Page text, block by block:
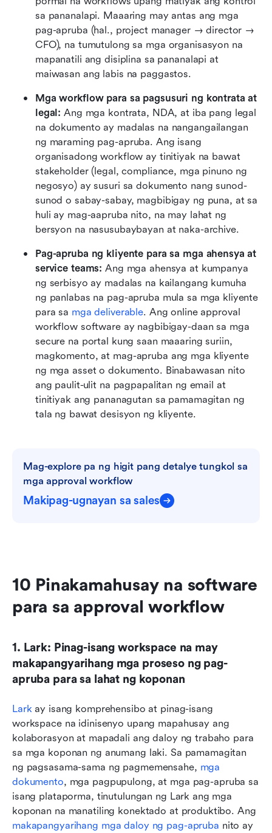
sa pananalapi. Maaaring may antas ang mga
pag-apruba (hal., project manager → director →
CFO), na tumutulong sa mga organisasyon na
mapanatili ang disiplina sa pananalapi at
maiwasan ang labis na paggastos.
Mga workflow para sa pagsusuri ng kontrata at
legal: Ang mga kontrata, NDA, at iba pang legal
na dokumento ay madalas na nangangailangan
ng maraming pag-apruba. Ang isang
organisadong workflow ay tinitiyak na bawat
stakeholder (legal, compliance, mga pinuno ng
negosyo) ay susuri sa dokumento nang sunod-
sunod o sabay-sabay, magbibigay ng puna, at sa
huli ay mag-aapruba nito, na may lahat ng
bersyon na nasusubaybayan at naka-archive.
Pag-apruba ng kliyente para sa mga ahensya at
service teams: Ang mga ahensya at kumpanya
ng serbisyo ay madalas na kailangang kumuha
ng panlabas na pag-apruba mula sa mga kliyente
para sa mga deliverable. Ang online approval
workflow software ay nagbibigay-daan sa mga
secure na portal kung saan maaaring suriin,
magkomento, at mag-apruba ang mga kliyente
ng mga asset o dokumento. Binabawasan nito
ang paulit-ulit na pagpapalitan ng email at
tinitiyak ang pananagutan sa pamamagitan ng
tala ng bawat desisyon ng kliyente.
Mag-explore pa ng higit pang detalye tungkol sa
mga approval workflow
Makipag-ugnayan sa sales
10 Pinakamahusay na software
para sa approval workflow
1. Lark: Pinag-isang workspace na may
makapangyarihang mga proseso ng pag-
apruba para sa lahat ng koponan
Lark ay isang komprehensibo at pinag-isang
workspace na idinisenyo upang mapahusay ang
kolaborasyon at mapadali ang daloy ng trabaho para
sa mga koponan ng anumang laki. Sa pamamagitan
ng pagsasama-sama ng pagmemensahe, mga
dokumento, mga pagpupulong, at mga pag-apruba sa
isang plataporma, tinutulungan ng Lark ang mga
makapangyarihang mga daloy ng pag-apruba nito ay